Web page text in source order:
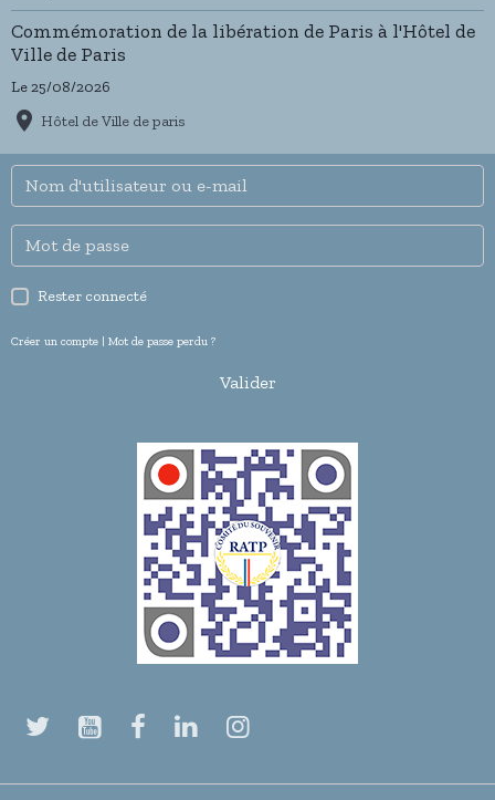
Commémoration de la libération de Paris à l'Hôtel de
Ville de Paris
Le 25/08/2026
Hôtel de Ville de paris
Rester connecté
Créer un compte | Mot de passe perdu ?
Valider